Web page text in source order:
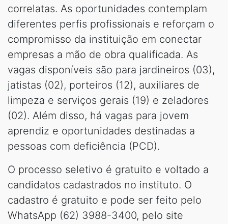
correlatas. As oportunidades contemplam
diferentes perfis profissionais e reforçam o
compromisso da instituição em conectar
empresas a mão de obra qualificada. As
vagas disponíveis são para jardineiros (03),
jatistas (02), porteiros (12), auxiliares de
limpeza e serviços gerais (19) e zeladores
(02). Além disso, há vagas para jovem
aprendiz e oportunidades destinadas a
pessoas com deficiência (PCD).
O processo seletivo é gratuito e voltado a
candidatos cadastrados no instituto. O
cadastro é gratuito e pode ser feito pelo
WhatsApp (62) 3988-3400, pelo site